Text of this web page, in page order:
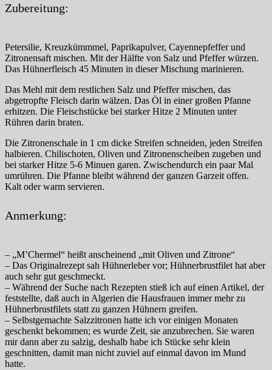
Zubereitung:
Petersilie, Kreuzkümmmel, Paprikapulver, Cayennepfeffer und
Zitronensaft mischen. Mit der Hälfte von Salz und Pfeffer würzen.
Das Hühnerfleisch 45 Minuten in dieser Mischung marinieren.
Das Mehl mit dem restlichen Salz und Pfeffer mischen, das
abgetropfte Fleisch darin wälzen. Das Öl in einer großen Pfanne
erhitzen. Die Fleischstücke bei starker Hitze 2 Minuten unter
Rühren darin braten.
Die Zitronenschale in 1 cm dicke Streifen schneiden, jeden Streifen
halbieren. Chilischoten, Oliven und Zitronenscheiben zugeben und
bei starker Hitze 5-6 Minuen garen. Zwischendurch ein paar Mal
umrühren. Die Pfanne bleibt während der ganzen Garzeit offen.
Kalt oder warm servieren.
Anmerkung:
– „M’Chermel“ heißt anscheinend „mit Oliven und Zitrone“
– Das Originalrezept sah Hühnerleber vor; Hühnerbrustfilet hat aber
auch sehr gut geschmeckt.
– Während der Suche nach Rezepten stieß ich auf einen Artikel, der
feststellte, daß auch in Algerien die Hausfrauen immer mehr zu
Hühnerbrustfilets statt zu ganzen Hühnern greifen.
– Selbstgemachte Salzzitronen hatte ich vor einigen Monaten
geschenkt bekommen; es wurde Zeit, sie anzubrechen. Sie waren
mir dann aber zu salzig, deshalb habe ich Stücke sehr klein
geschnitten, damit man nicht zuviel auf einmal davon im Mund
hatte.